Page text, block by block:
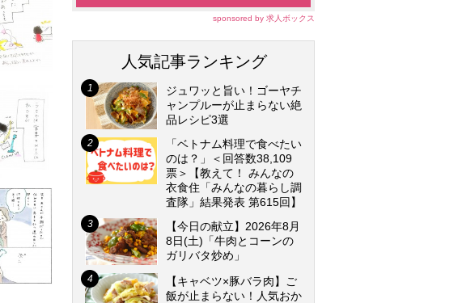
sponsored by 求人ボックス
人気記事ランキング
ジュワッと旨い！ゴーヤチ
ャンプルーが止まらない絶
品レシピ3選
「ベトナム料理で食べたい
のは？」＜回答数38,109
票＞【教えて！ みんなの
衣食住「みんなの暮らし調
査隊」結果発表 第615回】
【今日の献立】2026年8月
8日(土)「牛肉とコーンの
ガリバタ炒め」
【キャベツ×豚バラ肉】ご
飯が止まらない！人気おか